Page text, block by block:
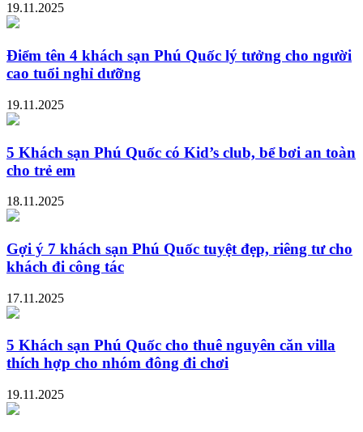
19.11.2025
Điểm tên 4 khách sạn Phú Quốc lý tưởng cho người
cao tuổi nghỉ dưỡng
19.11.2025
5 Khách sạn Phú Quốc có Kid’s club, bể bơi an toàn
cho trẻ em
18.11.2025
Gợi ý 7 khách sạn Phú Quốc tuyệt đẹp, riêng tư cho
khách đi công tác
17.11.2025
5 Khách sạn Phú Quốc cho thuê nguyên căn villa
thích hợp cho nhóm đông đi chơi
19.11.2025